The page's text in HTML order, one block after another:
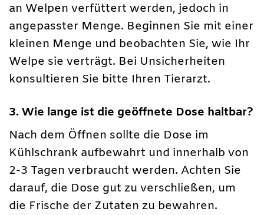
an Welpen verfüttert werden, jedoch in
angepasster Menge. Beginnen Sie mit einer
kleinen Menge und beobachten Sie, wie Ihr
Welpe sie verträgt. Bei Unsicherheiten
konsultieren Sie bitte Ihren Tierarzt.
3. Wie lange ist die geöffnete Dose haltbar?
Nach dem Öffnen sollte die Dose im
Kühlschrank aufbewahrt und innerhalb von
2-3 Tagen verbraucht werden. Achten Sie
darauf, die Dose gut zu verschließen, um
die Frische der Zutaten zu bewahren.